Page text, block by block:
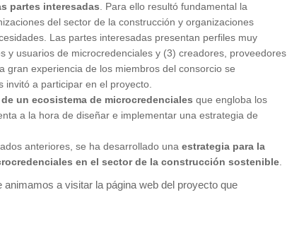
partes interesadas. Para ello resultó fundamental la
del sector de la construcción y organizaciones
Las partes interesadas presentan perfiles muy
y usuarios de microcredenciales y (3) creadores, proveedores
gran experiencia de los miembros del consorcio se
invitó a participar en el proyecto.
un ecosistema de microcredenciales que engloba los
a la hora de diseñar e implementar una estrategia de
anteriores, se ha desarrollado una estrategia para la
en el sector de la construcción sostenible.
a visitar la página web del proyecto que